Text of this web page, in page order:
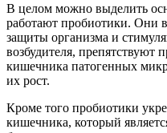
В целом можно выделить
работают пробиотики. Они
защиты организма и
возбудителя, препятствуют
кишечника патогенных
их рост.
Кроме того пробиотики
кишечника, который